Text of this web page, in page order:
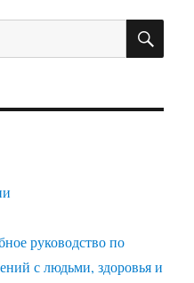
руководство по
с людьми, здоровья и